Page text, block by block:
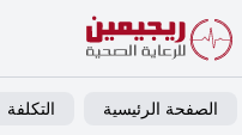
الصفحة الرئيسية التكلفة